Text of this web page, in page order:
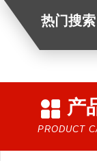
热门搜索
产
PRODUCT